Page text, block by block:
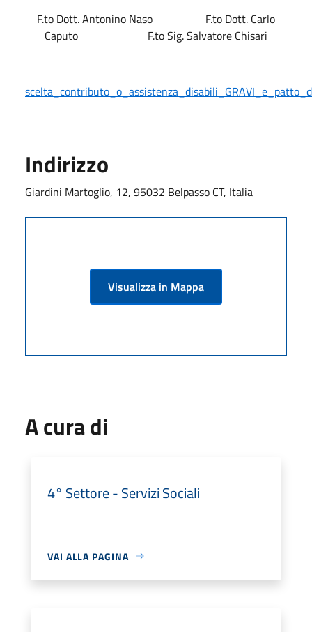
F.to Dott. Antonino Naso F.to Dott. Carlo
Caputo F.to Sig. Salvatore Chisari
Indirizzo
Giardini Martoglio, 12, 95032 Belpasso CT, Italia
Visualizza in Mappa
A cura di
4° Settore - Servizi Sociali
VAI ALLA PAGINA